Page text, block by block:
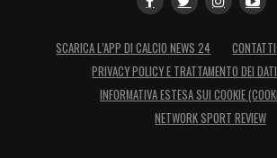
SCARICA L’APP DI CALCIO NEWS 24 CONTATTI
PRIVACY POLICY E TRATTAMENTO DEI
INFORMATIVA ESTESA SUI COOKIE
NETWORK SPORT REVIEW